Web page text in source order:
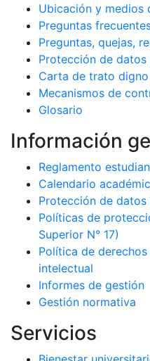
Ubicación y medios
Preguntas
Preguntas, quejas,
Protección de datos
Carta de trato
Mecanismos de
Glosario
Información
Reglamento
Calendario
Protección de datos
Políticas de
Superior N° 17)
Política de
intelectual
Informes de gestión
Gestión normativa
Servicios